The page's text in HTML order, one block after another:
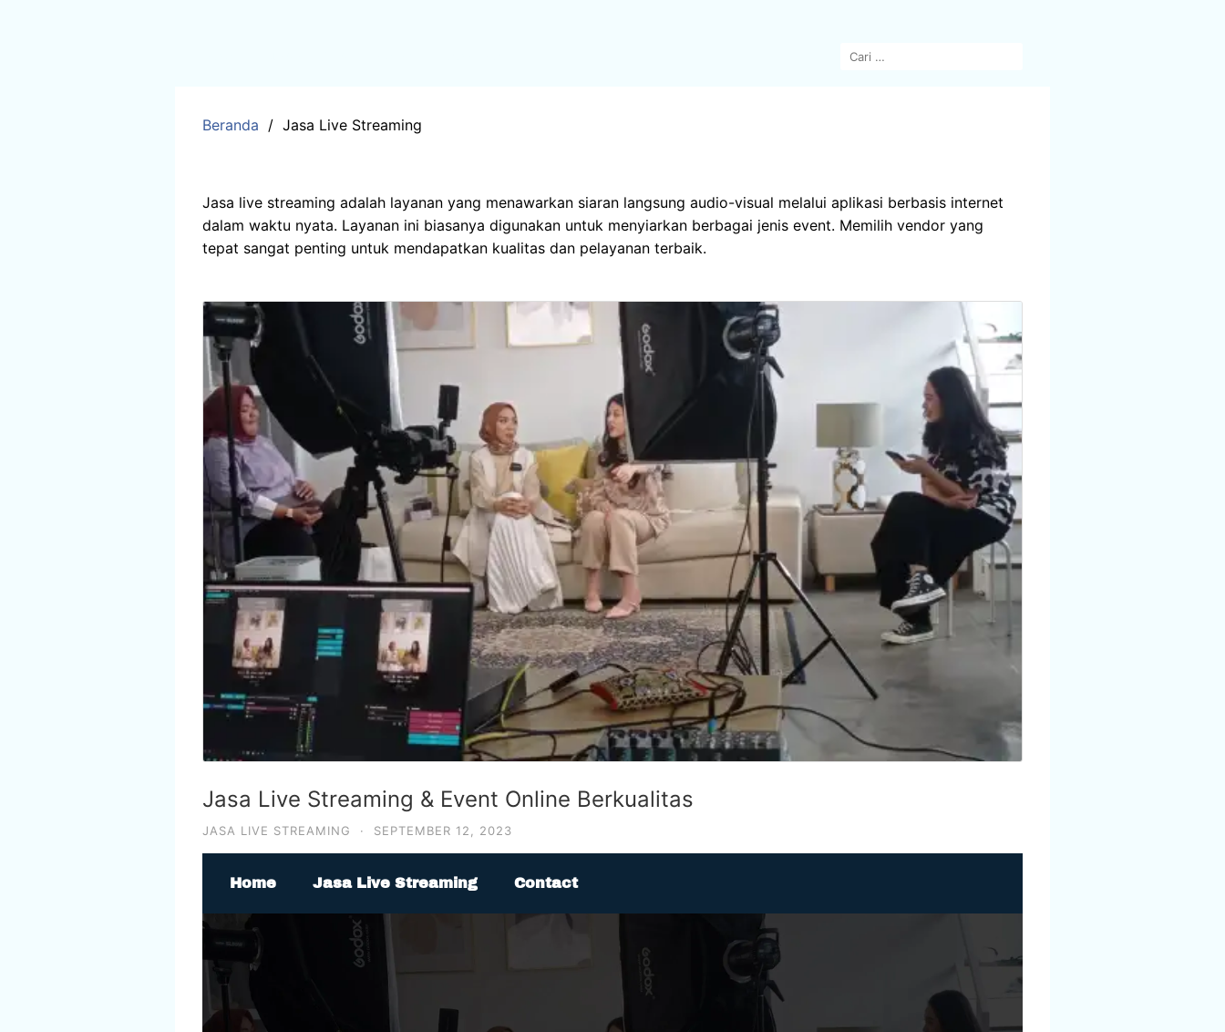
Beranda Jasa Live Streaming
Jasa live streaming adalah layanan yang menawarkan siaran langsung audio-visual melalui aplikasi berbasis internet
dalam waktu nyata. Layanan ini biasanya digunakan untuk menyiarkan berbagai jenis event. Memilih vendor yang
tepat sangat penting untuk mendapatkan kualitas dan pelayanan terbaik.
Jasa Live Streaming & Event Online Berkualitas
JASA LIVE STREAMING · SEPTEMBER 12, 2023
Home Jasa Live Streaming Contact